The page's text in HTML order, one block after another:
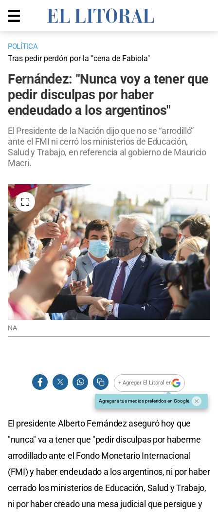
POLÍTICA
Tras pedir perdón por la "cena de Fabiola"
Fernández: "Nunca voy a tener que
pedir disculpas por haber
endeudado a los argentinos"
El Presidente de la Nación dijo que no se “arrodilló”
ante el FMI ni cerró los ministerios de Educación,
Salud y Trabajo, en referencia al gobierno de Mauricio
Macri.
NA
+ Agregar El Litoral en
Agregar a tus medios preferidos en Google
El presidente Alberto Fernández aseguró hoy que
"nunca" va a tener que "pedir disculpas por haberme
arrodillado ante el Fondo Monetario Internacional
(FMI) y haber endeudado a los argentinos, ni por haber
cerrado los ministerios de Educación, Salud y Trabajo,
ni por haber creado una mesa judicial que persigue y